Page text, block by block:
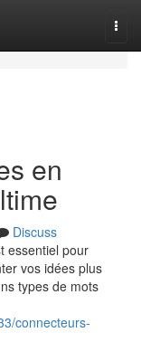
en
Discuss
essentiel pour
vos idées plus
types de mots
connecteurs-